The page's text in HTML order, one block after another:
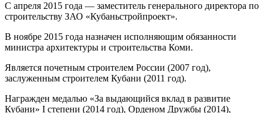
С апреля 2015 года — заместитель генерального директора по
строительству ЗАО «Кубаньстройпроект».
В ноябре 2015 года назначен исполняющим обязанности
министра архитектуры и строительства Коми.
Является почетным строителем России (2007 год),
заслуженным строителем Кубани (2011 год).
Награжден медалью «За выдающийся вклад в развитие
Кубани» I степени (2014 год), Орденом Дружбы (2014),